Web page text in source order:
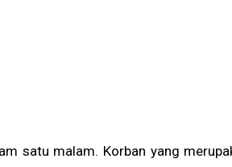
malam. Korban yang